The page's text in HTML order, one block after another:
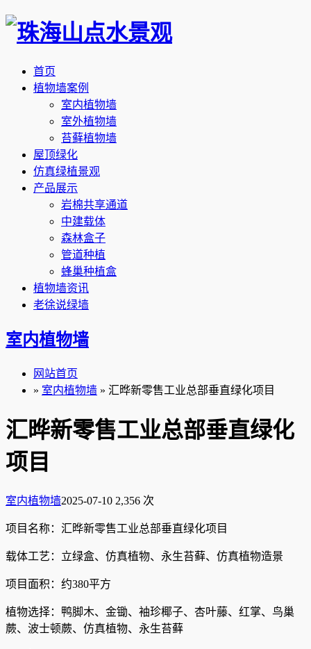
首页
植物墙案例
室内植物墙
室外植物墙
苔藓植物墙
屋顶绿化
仿真绿植景观
产品展示
岩棉共享通道
中建载体
森林盒子
管道种植
蜂巢种植盒
植物墙资讯
老徐说绿墙
室内植物墙
网站首页
» 室内植物墙 » 汇晔新零售工业总部垂直绿化项目
汇晔新零售工业总部垂直绿化
项目
室内植物墙2025-07-10 2,356 次
项目名称：汇晔新零售工业总部垂直绿化项目
载体工艺：立绿盒、仿真植物、永生苔藓、仿真植物造景
项目面积：约380平方
植物选择：鸭脚木、金锄、袖珍椰子、杏叶藤、红掌、鸟巢
蕨、波士顿蕨、仿真植物、永生苔藓